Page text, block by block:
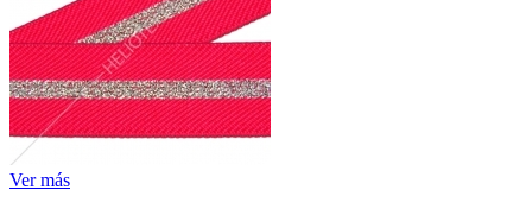
Ver más